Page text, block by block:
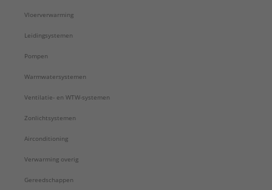
Vloerverwarming
Leidingsystemen
Pompen
Warmwatersystemen
Ventilatie- en WTW-systemen
Zonlichtsystemen
Airconditioning
Verwarming overig
Gereedschappen